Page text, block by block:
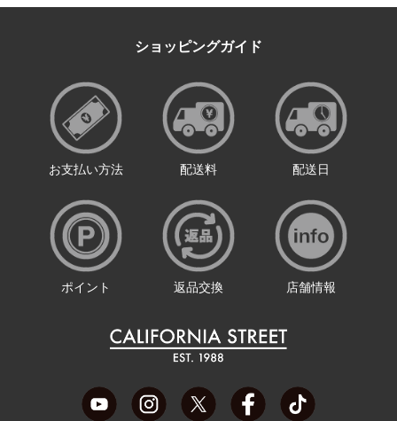
ショッピングガイド
お支払い方法 配送料 配送日
ポイント 返品交換 店舗情報